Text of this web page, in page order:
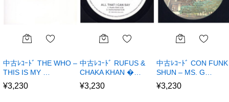
中古ﾚｺｰﾄﾞ THE WHO –
THIS IS MY …
¥3,230
中古ﾚｺｰﾄﾞ RUFUS &
CHAKA KHAN �…
¥3,230
中古ﾚｺｰﾄﾞ CON FUNK
SHUN – MS. G…
¥3,230